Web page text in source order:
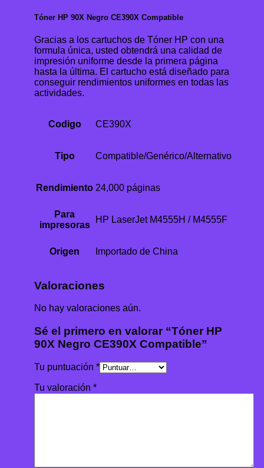
Tóner HP 90X Negro CE390X Compatible
Gracias a los cartuchos de Tóner HP con una
formula única, usted obtendrá una calidad de
impresión uniforme desde la primera página
hasta la última. El cartucho está diseñado para
conseguir rendimientos uniformes en todas las
actividades.
Codigo CE390X
Tipo Compatible/Genérico/Alternativo
Rendimiento 24,000 páginas
Para
impresoras
HP LaserJet M4555H / M4555F
Origen Importado de China
Valoraciones
No hay valoraciones aún.
Sé el primero en valorar “Tóner HP
90X Negro CE390X Compatible”
Tu puntuación *
Tu valoración *